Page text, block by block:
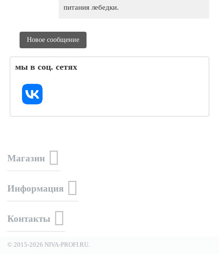
питания лебедки.
Новое сообщение
мы в соц. сетях
Магазин
Информация
Контакты
© 2015-2026 NIVA-PROFI.RU.